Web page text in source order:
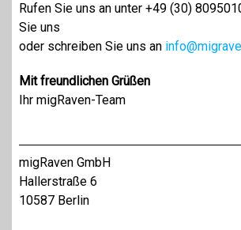
Rufen Sie uns an unter +49 (30)
Sie uns
oder schreiben Sie uns an
Mit freundlichen Grüßen
Ihr migRaven-Team
migRaven GmbH
Hallerstraße 6
10587 Berlin